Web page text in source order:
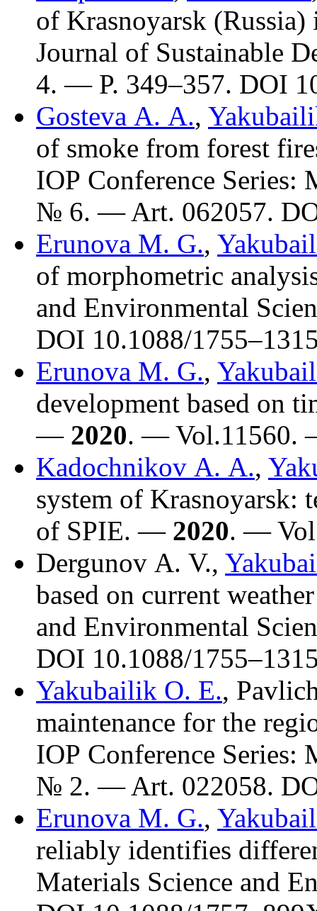
of Krasnoyarsk
Journal of Sustainable
4. — P. 349–357. DOI
Gosteva A. A.,
of smoke from forest
IOP Conference
№ 6. — Art. 062057.
Erunova M. G.,
of morphometric
and Environmental
DOI 10.1088/1755–131
Erunova M. G.,
development based on
— 2020. — Vol.11560.
Kadochnikov A. A.,
system of Krasnoyarsk:
of SPIE. — 2020. —
Dergunov A. V.,
based on current
and Environmental
DOI 10.1088/1755–131
Yakubailik O. E.,
maintenance for the
IOP Conference
№ 2. — Art. 022058.
Erunova M. G.,
reliably identifies
Materials Science and